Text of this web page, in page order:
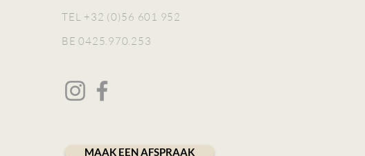
TEL +32 (0)56 601 952
BE 0425.970.253
MAAK EEN AFSPRAAK